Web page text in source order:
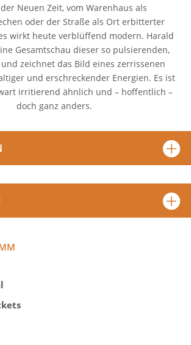
Neuen Zeit, vom Warenhaus als
oder der Straße als Ort erbitterter
wirkt heute verblüffend modern. Harald
Gesamtschau dieser so pulsierenden,
zeichnet das Bild eines zerrissenen
und erschreckender Energien. Es ist
irritierend ähnlich und – hoffentlich –
doch ganz anders.